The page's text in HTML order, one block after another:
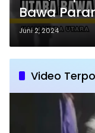
Bawa
Juni 2, 2024
Video